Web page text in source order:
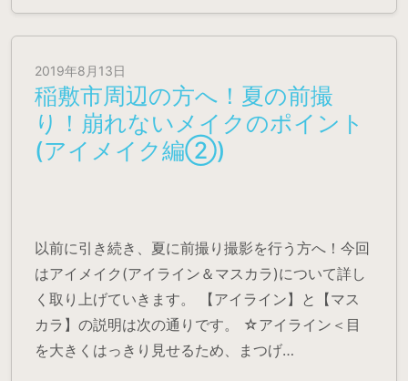
2019年8月13日
稲敷市周辺の方へ！夏の前撮
り！崩れないメイクのポイント
(アイメイク編②)
以前に引き続き、夏に前撮り撮影を行う方へ！今回
はアイメイク(アイライン＆マスカラ)について詳し
く取り上げていきます。 【アイライン】と【マス
カラ】の説明は次の通りです。 ☆アイライン＜目
を大きくはっきり見せるため、まつげ…